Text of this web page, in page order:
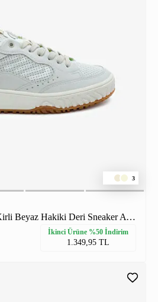
3
Greyder LAB Kadın Kirli Beyaz Hakiki Deri Sneaker Ayakkabı
İkinci Ürüne %50 İndirim
1.349,95 TL